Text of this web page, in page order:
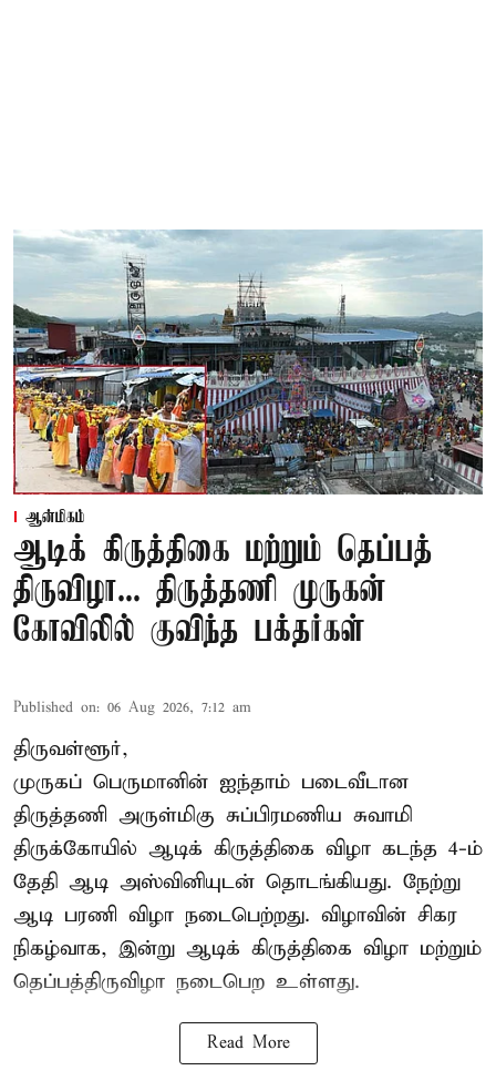
ஆன்மிகம்
ஆடிக் கிருத்திகை மற்றும் தெப்பத்
திருவிழா... திருத்தணி முருகன்
கோவிலில் குவிந்த பக்தர்கள்
Published on: 06 Aug 2026, 7:12 am
திருவள்ளூர்,
முருகப் பெருமானின் ஐந்தாம் படைவீடான
திருத்தணி அருள்மிகு சுப்பிரமணிய சுவாமி
திருக்கோயில் ஆடிக் கிருத்திகை விழா கடந்த 4-ம்
தேதி ஆடி அஸ்வினியுடன் தொடங்கியது. நேற்று
ஆடி பரணி விழா நடைபெற்றது. விழாவின் சிகர
நிகழ்வாக, இன்று ஆடிக் கிருத்திகை விழா மற்றும்
தெப்பத்திருவிழா நடைபெற உள்ளது.
Read More